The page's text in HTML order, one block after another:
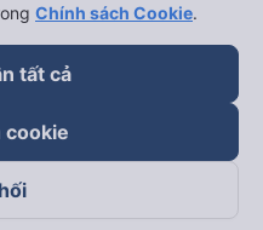
Chính sách Cookie.
tất cả
cookie